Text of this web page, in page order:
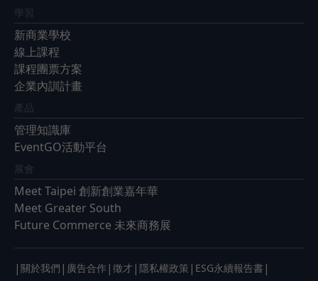
學習
新商業學校
線上課程
課程團票方案
企業內訓計畫
產品
管理知識庫
EventGO活動平台
展會
Meet Taipei 創新創業嘉年華
Meet Greater South
Future Commerce 未來商務展
| 關於我們 | 廣告合作 | 徵才 | 隱私權政策 | ESG永續報告書 |